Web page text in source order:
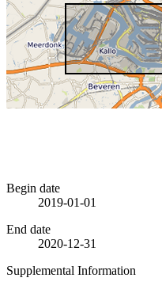
Begin date
2019-01-01
End date
2020-12-31
Supplemental Information